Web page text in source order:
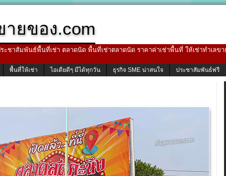
ายของ.com
ะชาสัมพันธ์พื้นที่เช่า ตลาดนัด พื้นที่เช่าตลาดนัด ราคาค่าเช่าพื้นที่ ให้เช่าทำเล
พื้นที่ให้เช่า ไอเดียดีๆ มีได้ทุกวัน ธุรกิจ SME น่าสนใจ ประชาสัมพันธ์ฟรี